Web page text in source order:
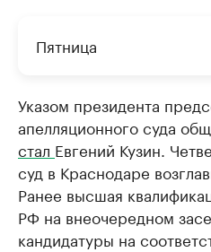
Пятница
Указом президента
апелляционного суда
стал Евгений Кузин.
суд в Краснодаре
Ранее высшая
РФ на внеочередном
кандидатуры на